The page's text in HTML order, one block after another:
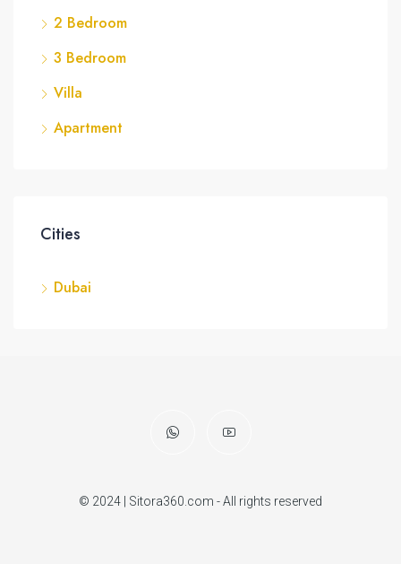
2 Bedroom
3 Bedroom
Villa
Apartment
Cities
Dubai
© 2024 | Sitora360.com - All rights reserved